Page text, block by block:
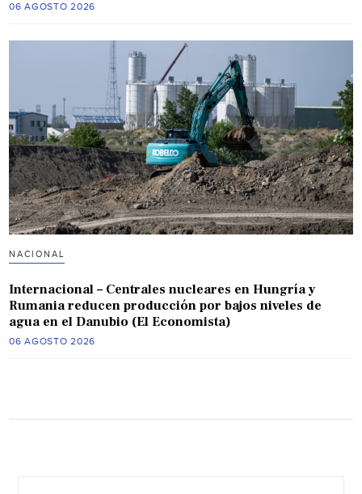
06 AGOSTO 2026
NACIONAL
Internacional – Centrales nucleares en Hungría y
Rumania reducen producción por bajos niveles de
agua en el Danubio (El Economista)
06 AGOSTO 2026